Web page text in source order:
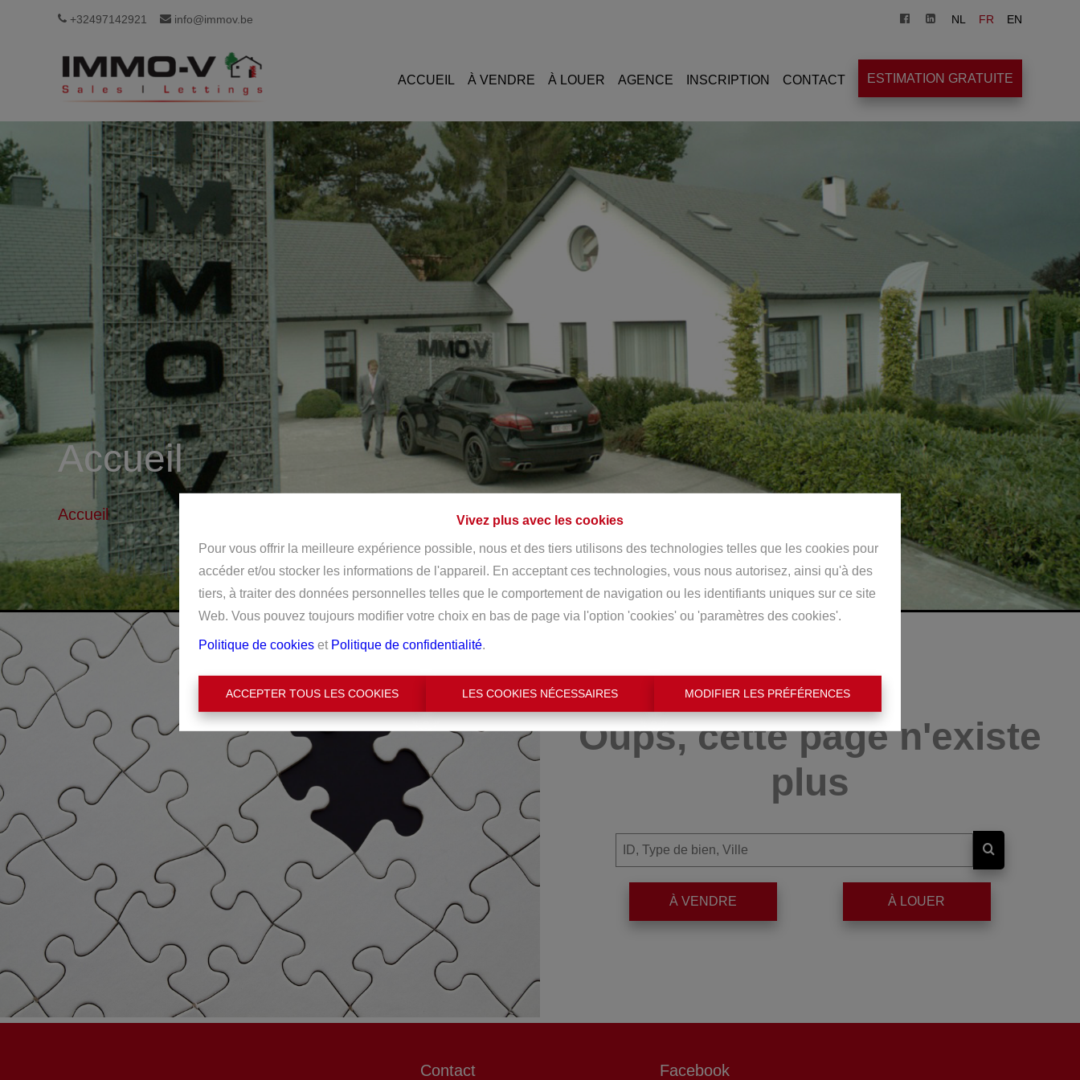
Vivez plus avec les cookies
Pour vous offrir la meilleure expérience possible, nous et des tiers utilisons des technologies telles que les cookies pour
accéder et/ou stocker les informations de l'appareil. En acceptant ces technologies, vous nous autorisez, ainsi qu'à des
tiers, à traiter des données personnelles telles que le comportement de navigation ou les identifiants uniques sur ce site
Web. Vous pouvez toujours modifier votre choix en bas de page via l'option 'cookies' ou 'paramètres des cookies'.
Politique de cookies et Politique de confidentialité
ACCEPTER TOUS LES COOKIES LES COOKIES NÉCESSAIRES MODIFIER LES PRÉFÉRENCES
+32497142921 info@immov.be NL FR EN
ACCUEIL À VENDRE À LOUER AGENCE INSCRIPTION CONTACT ESTIMATION GRATUITE
Accueil
Accueil
Oups, cette page n'existe
plus
À VENDRE À LOUER
Contact Facebook